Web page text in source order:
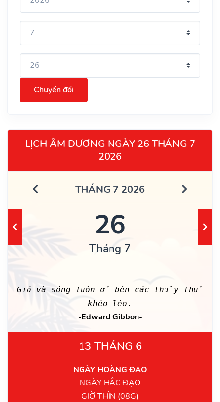
Chuyển đổi
LỊCH ÂM DƯƠNG NGÀY 26 THÁNG 7
2026
THÁNG 7 2026
26
Tháng 7
Gió và sóng luôn ở bên các thủy thủ
khéo léo.
-Edward Gibbon-
13 THÁNG 6
NGÀY HOÀNG ĐẠO
NGÀY HẮC ĐẠO
GIỜ THÌN (08G)